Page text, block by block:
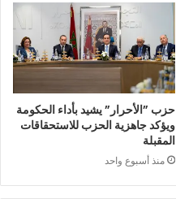
حزب ”الأحرار” يشيد بأداء الحكومة
ويؤكد جاهزية الحزب للاستحقاقات
المقبلة
منذ أسبوع واحد